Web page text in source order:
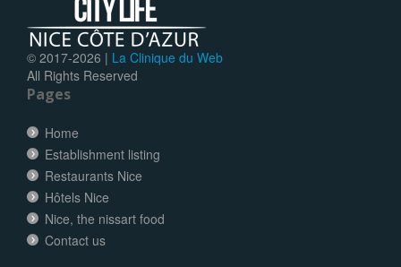
© 2017-2026 | La Clinique du Web
All Rights Reserved
Pages
Home
Establishment listing
Restaurants Nice
Hôtels Nice
Nice, the nissart food
Contact us